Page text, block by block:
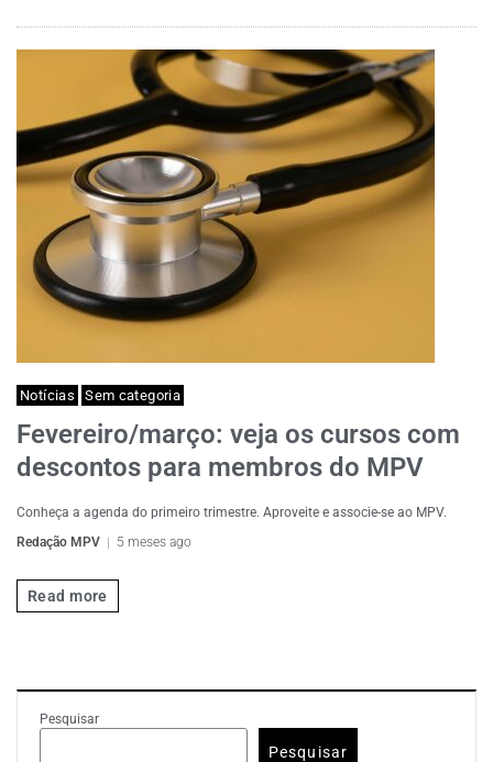
Notícias Sem categoria
Fevereiro/março: veja os cursos com
descontos para membros do MPV
Conheça a agenda do primeiro trimestre. Aproveite e associe-se ao MPV.
Redação MPV
5 meses ago
Read more
Pesquisar
Pesquisar